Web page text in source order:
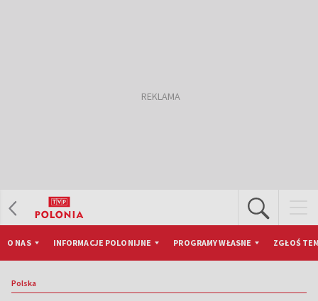
O NAS INFORMACJE POLONIJNE PROGRAMY WŁASNE ZGŁOŚ
Polska